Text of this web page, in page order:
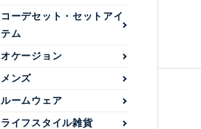
コーデセット・セットアイ
テム
オケージョン
メンズ
ルームウェア
ライフスタイル雑貨